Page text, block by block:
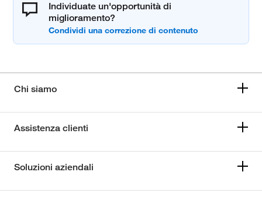
Individuate un'opportunità di
miglioramento?
Chi siamo
Assistenza clienti
Soluzioni aziendali